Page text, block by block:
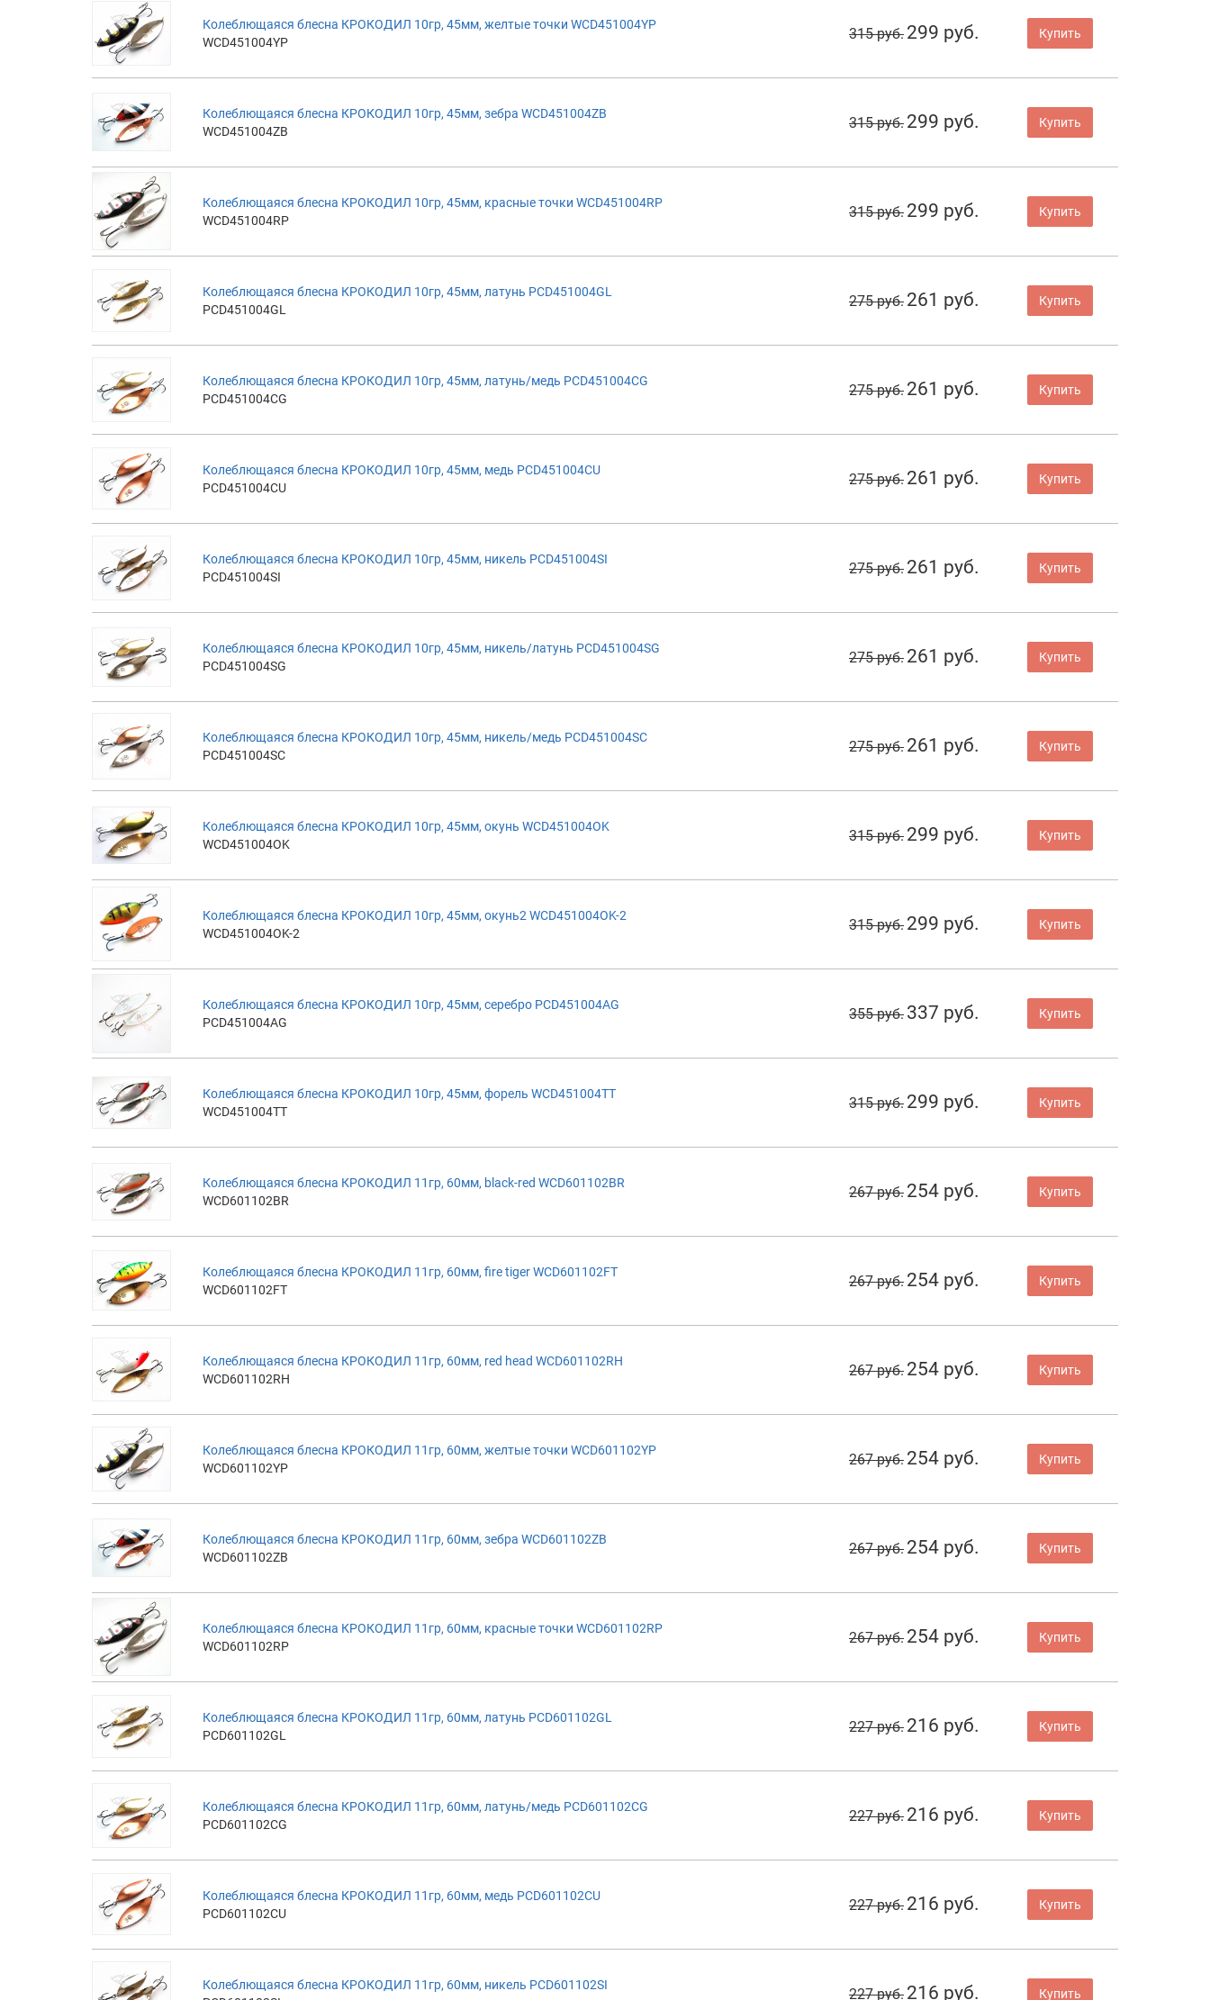
Колеблющаяся блесна КРОКОДИЛ 10гр, 45мм, желтые точки WCD451004YP
WCD451004YP
315 руб. 299 руб. Купить
Колеблющаяся блесна КРОКОДИЛ 10гр, 45мм, зебра WCD451004ZB
WCD451004ZB
315 руб. 299 руб. Купить
Колеблющаяся блесна КРОКОДИЛ 10гр, 45мм, красные точки WCD451004RP
WCD451004RP
315 руб. 299 руб. Купить
Колеблющаяся блесна КРОКОДИЛ 10гр, 45мм, латунь PCD451004GL
PCD451004GL
275 руб. 261 руб. Купить
Колеблющаяся блесна КРОКОДИЛ 10гр, 45мм, латунь/медь PCD451004CG
PCD451004CG
275 руб. 261 руб. Купить
Колеблющаяся блесна КРОКОДИЛ 10гр, 45мм, медь PCD451004CU
PCD451004CU
275 руб. 261 руб. Купить
Колеблющаяся блесна КРОКОДИЛ 10гр, 45мм, никель PCD451004SI
PCD451004SI
275 руб. 261 руб. Купить
Колеблющаяся блесна КРОКОДИЛ 10гр, 45мм, никель/латунь PCD451004SG
PCD451004SG
275 руб. 261 руб. Купить
Колеблющаяся блесна КРОКОДИЛ 10гр, 45мм, никель/медь PCD451004SC
PCD451004SC
275 руб. 261 руб. Купить
Колеблющаяся блесна КРОКОДИЛ 10гр, 45мм, окунь WCD451004OK
WCD451004OK
315 руб. 299 руб. Купить
Колеблющаяся блесна КРОКОДИЛ 10гр, 45мм, окунь2 WCD451004OK-2
WCD451004OK-2
315 руб. 299 руб. Купить
Колеблющаяся блесна КРОКОДИЛ 10гр, 45мм, серебро PCD451004AG
PCD451004AG
355 руб. 337 руб. Купить
Колеблющаяся блесна КРОКОДИЛ 10гр, 45мм, форель WCD451004TT
WCD451004TT
315 руб. 299 руб. Купить
Колеблющаяся блесна КРОКОДИЛ 11гр, 60мм, black-red WCD601102BR
WCD601102BR
267 руб. 254 руб. Купить
Колеблющаяся блесна КРОКОДИЛ 11гр, 60мм, fire tiger WCD601102FT
WCD601102FT
267 руб. 254 руб. Купить
Колеблющаяся блесна КРОКОДИЛ 11гр, 60мм, red head WCD601102RH
WCD601102RH
267 руб. 254 руб. Купить
Колеблющаяся блесна КРОКОДИЛ 11гр, 60мм, желтые точки WCD601102YP
WCD601102YP
267 руб. 254 руб. Купить
Колеблющаяся блесна КРОКОДИЛ 11гр, 60мм, зебра WCD601102ZB
WCD601102ZB
267 руб. 254 руб. Купить
Колеблющаяся блесна КРОКОДИЛ 11гр, 60мм, красные точки WCD601102RP
WCD601102RP
267 руб. 254 руб. Купить
Колеблющаяся блесна КРОКОДИЛ 11гр, 60мм, латунь PCD601102GL
PCD601102GL
227 руб. 216 руб. Купить
Колеблющаяся блесна КРОКОДИЛ 11гр, 60мм, латунь/медь PCD601102CG
PCD601102CG
227 руб. 216 руб. Купить
Колеблющаяся блесна КРОКОДИЛ 11гр, 60мм, медь PCD601102CU
PCD601102CU
227 руб. 216 руб. Купить
Колеблющаяся блесна КРОКОДИЛ 11гр, 60мм, никель PCD601102SI
227 руб. 216 руб. Купить